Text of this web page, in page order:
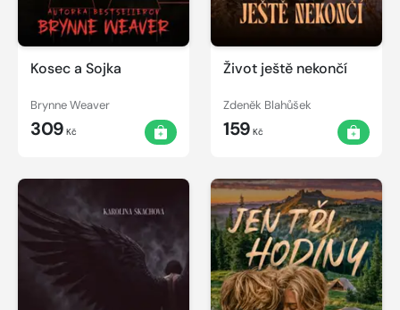
Kosec a Sojka
Brynne Weaver
309 Kč
Život ještě nekončí
Zdeněk Blahůšek
159 Kč